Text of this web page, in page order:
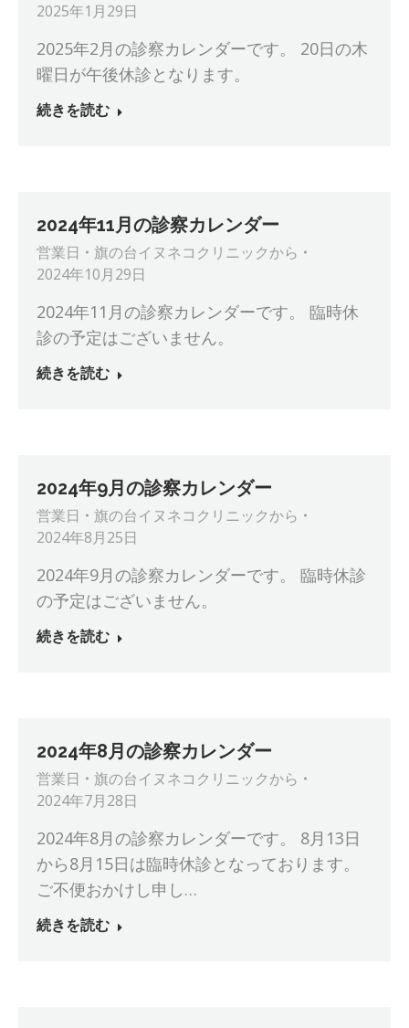
2025年1月29日
2025年2月の診察カレンダーです。 20日の木
曜日が午後休診となります。
続きを読む
2024年11月の診察カレンダー
営業日 旗の台イヌネコクリニックから
2024年10月29日
2024年11月の診察カレンダーです。 臨時休
診の予定はございません。
続きを読む
2024年9月の診察カレンダー
営業日 旗の台イヌネコクリニックから
2024年8月25日
2024年9月の診察カレンダーです。 臨時休診
の予定はございません。
続きを読む
2024年8月の診察カレンダー
営業日 旗の台イヌネコクリニックから
2024年7月28日
2024年8月の診察カレンダーです。 8月13日
から8月15日は臨時休診となっております。
ご不便おかけし申し…
続きを読む